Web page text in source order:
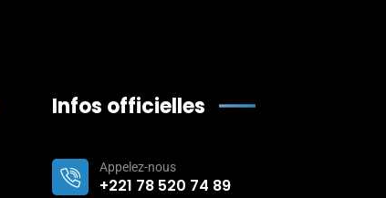
Infos officielles
Appelez-nous
+221 78 520 74 89